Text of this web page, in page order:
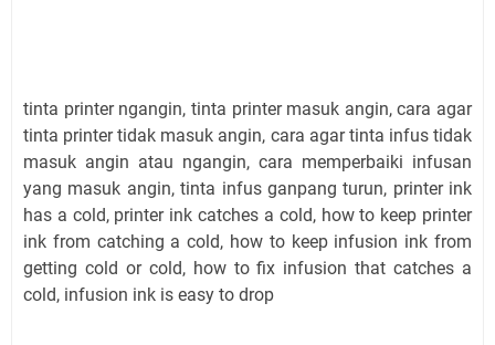
tinta printer ngangin, tinta printer masuk angin, cara agar
tinta printer tidak masuk angin, cara agar tinta infus tidak
masuk angin atau ngangin, cara memperbaiki infusan
yang masuk angin, tinta infus ganpang turun, printer ink
has a cold, printer ink catches a cold, how to keep printer
ink from catching a cold, how to keep infusion ink from
getting cold or cold, how to fix infusion that catches a
cold, infusion ink is easy to drop